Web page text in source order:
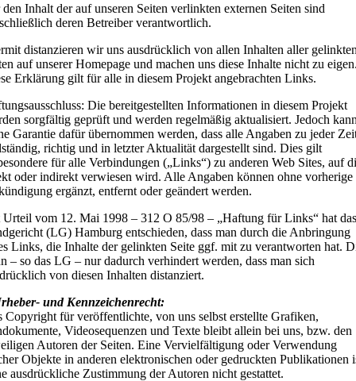
den Inhalt der auf unseren Seiten verlinkten externen Seiten sind
deren Betreiber verantwortlich.
distanzieren wir uns ausdrücklich von allen Inhalten aller
auf unserer Homepage und machen uns diese Inhalte nicht zu
Erklärung gilt für alle in diesem Projekt angebrachten Links.
Die bereitgestellten Informationen in diesem Projekt
sorgfältig geprüft und werden regelmäßig aktualisiert. Jedoch
Garantie dafür übernommen werden, dass alle Angaben zu jeder
richtig und in letzter Aktualität dargestellt sind. Dies gilt
für alle Verbindungen („Links“) zu anderen Web Sites, auf
oder indirekt verwiesen wird. Alle Angaben können ohne vorherige
ergänzt, entfernt oder geändert werden.
vom 12. Mai 1998 – 312 O 85/98 – „Haftung für Links“ hat das
(LG) Hamburg entschieden, dass man durch die Anbringung
Links, die Inhalte der gelinkten Seite ggf. mit zu verantworten hat.
– so das LG – nur dadurch verhindert werden, dass man sich
von diesen Inhalten distanziert.
und Kennzeichenrecht:
Copyright für veröffentlichte, von uns selbst erstellte Grafiken,
Videosequenzen und Texte bleibt allein bei uns, bzw. den
Autoren der Seiten. Eine Vervielfältigung oder Verwendung
Objekte in anderen elektronischen oder gedruckten Publikationen
ausdrückliche Zustimmung der Autoren nicht gestattet.